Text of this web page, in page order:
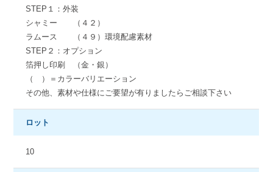
STEP１：外装
シャミー （４２）
ラムース （４９）環境配慮素材
STEP２：オプション
箔押し印刷 （金・銀）
（ ）＝カラーバリエーション
その他、素材や仕様にご要望が有りましたらご相談下さい
ロット
10